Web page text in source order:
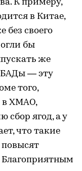
К примеру,
в Китае,
без своего
бы
же
— эту
того,
в ХМАО,
сбор ягод, а у
что такие
повысят